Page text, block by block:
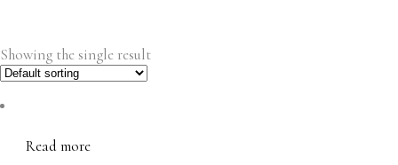
Showing the single result
Read more